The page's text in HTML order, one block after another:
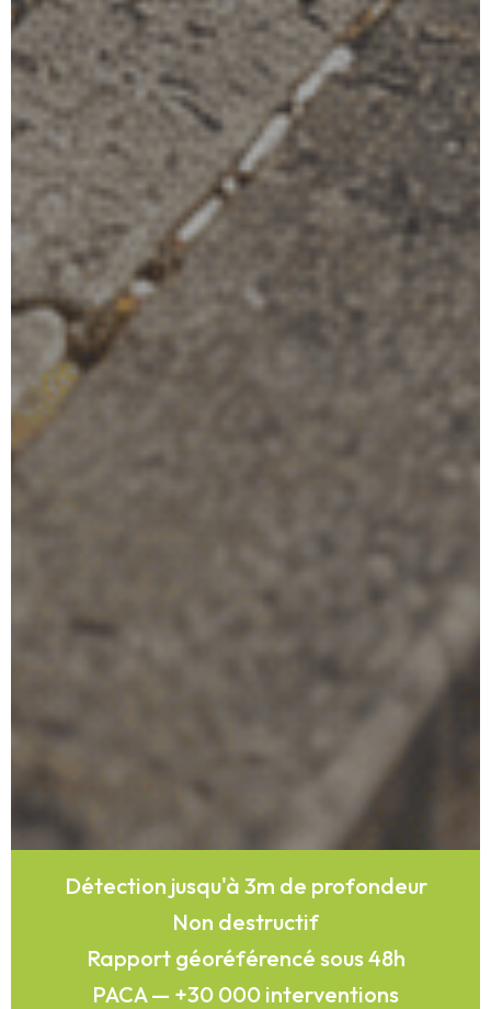
Détection jusqu'à 3m de profondeur
Non destructif
Rapport géoréférencé sous 48h
PACA — +30 000 interventions